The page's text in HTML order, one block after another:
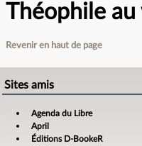
Théophile au
Revenir en haut de page
Sites amis
Agenda du Libre
April
Éditions D-BookeR